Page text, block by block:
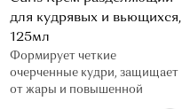
для кудрявых и вьющихся,
125мл
Формирует четкие
очерченные кудри, защищает
от жары и повышенной